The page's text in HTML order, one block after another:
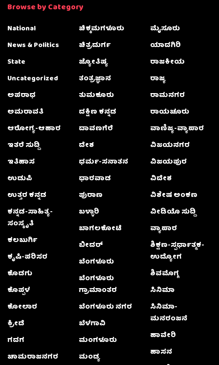
Browse by Category
National
News & Politics
State
Uncategorized
ಅಪರಾಧ
ಅಮರಾವತಿ
ಆರೋಗ್ಯ-ಆಹಾರ
ಇತರೆ ಸುದ್ದಿ
ಇತಿಹಾಸ
ಉಡುಪಿ
ಉತ್ತರ ಕನ್ನಡ
ಕನ್ನಡ-ಸಾಹಿತ್ಯ-
ಸಂಸ್ಕೃತಿ
ಕಲಬುರ್ಗಿ
ಕೃಷಿ-ಪರಿಸರ
ಕೊಡಗು
ಕೊಪ್ಪಳ
ಕೋಲಾರ
ಕ್ರೀಡೆ
ಗದಗ
ಚಾಮರಾಜನಗರ
ಚಿಕ್ಕಮಗಳೂರು
ಚಿತ್ರದುರ್ಗ
ಜ್ಯೋತಿಷ್ಯ
ತಂತ್ರಜ್ಞಾನ
ತುಮಕೂರು
ದಕ್ಷಿಣ ಕನ್ನಡ
ದಾವಣಗೆರೆ
ದೇಶ
ಧರ್ಮ-ಸನಾತನ
ಧಾರವಾಡ
ಪುರಾಣ
ಬಳ್ಳಾರಿ
ಬಾಗಲಕೋಟೆ
ಬೀದರ್
ಬೆಂಗಳೂರು
ಬೆಂಗಳೂರು
ಗ್ರಾಮಾಂತರ
ಬೆಂಗಳೂರು ನಗರ
ಬೆಳಗಾವಿ
ಮಂಗಳೂರು
ಮಂಡ್ಯ
ಮೈಸೂರು
ಯಾದಗಿರಿ
ರಾಜಕೀಯ
ರಾಜ್ಯ
ರಾಮನಗರ
ರಾಯಚೂರು
ವಾಣಿಜ್ಯ-ವ್ಯಾಪಾರ
ವಿಜಯನಗರ
ವಿಜಯಪುರ
ವಿದೇಶ
ವಿಶೇಷ ಅಂಕಣ
ವೀಡಿಯೊ ಸುದ್ದಿ
ವ್ಯಾಪಾರ
ಶಿಕ್ಷಣ-ಸ್ಪರ್ಧಾತ್ಮಕ-
ಉದ್ಯೋಗ
ಶಿವಮೊಗ್ಗ
ಸಿನಿಮಾ
ಸಿನಿಮಾ-
ಮನರಂಜನೆ
ಹಾವೇರಿ
ಹಾಸನ